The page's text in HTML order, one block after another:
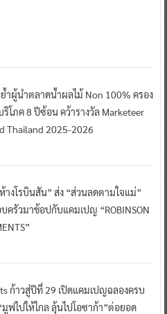
ำผู้นำตลาดน้ำผลไม้ Non 100% ครอง
ริโภค 8 ปีซ้อน คว้ารางวัล Marketeer
Thailand 2025-2026
งโรบินสัน” ส่ง “ส่วนลดตามใจแม่”
ครัวมาช้อปกับแคมเปญ “ROBINSON
ก้าวสู่ปีที่ 29 เปิดแคมเปญฉลองครบ
ฟไปให้ไกล ลุ้นไปโอซาก้า”ต่อยอด